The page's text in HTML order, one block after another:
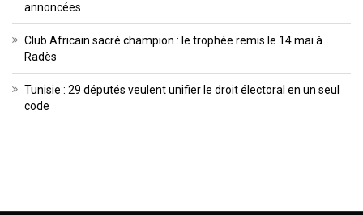
annoncées
Club Africain sacré champion : le trophée remis le 14 mai à
Radès
Tunisie : 29 députés veulent unifier le droit électoral en un seul
code